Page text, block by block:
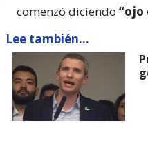
comenzó diciendo “ojo
Lee también...